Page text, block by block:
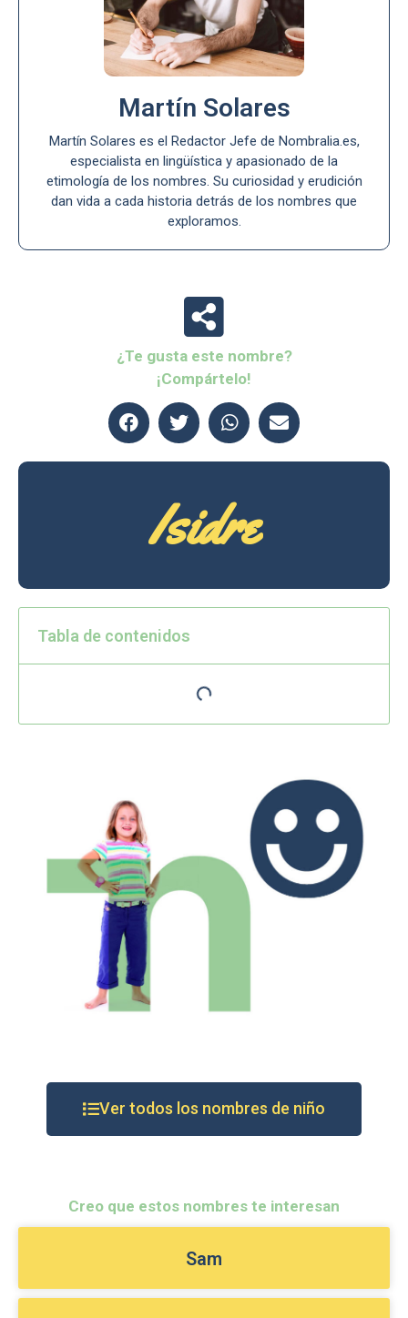
Martín Solares
Martín Solares es el Redactor Jefe de Nombralia.es,
especialista en lingüística y apasionado de la
etimología de los nombres. Su curiosidad y erudición
dan vida a cada historia detrás de los nombres que
exploramos.
¿Te gusta este nombre?
¡Compártelo!
Isidre
Tabla de contenidos
Ver todos los nombres de niño
Creo que estos nombres te interesan
Sam